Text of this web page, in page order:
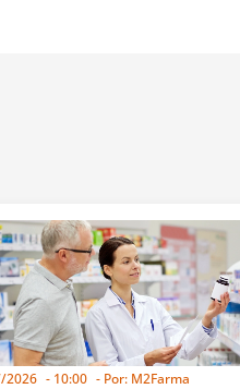
2026 - 10:00 - Por: M2Farma